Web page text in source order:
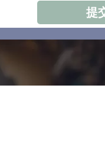
提